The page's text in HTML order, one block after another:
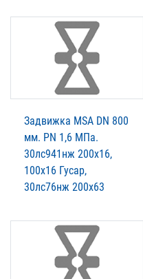
Задвижка MSA DN 800
мм. PN 1,6 МПа.
30лс941нж 200х16,
100х16 Гусар,
30лс76нж 200х63